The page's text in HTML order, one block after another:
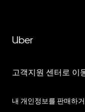
Uber
고객지원 센터로 이
내 개인정보를 판매하